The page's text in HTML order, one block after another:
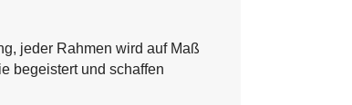
jeder Rahmen wird auf Maß
begeistert und schaffen